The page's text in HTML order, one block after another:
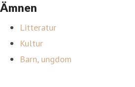
Ämnen
Litteratur
Kultur
Barn, ungdom